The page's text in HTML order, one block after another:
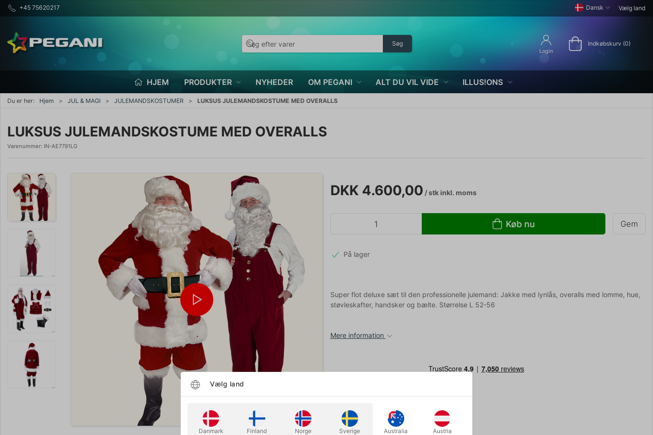
+45 75620217 Dansk Vælg land
Søg
Login
Indkøbskurv (0)
HJEM PRODUKTER NYHEDER OM PEGANI ALT DU VIL VIDE ILLUS!ONS
Du er her: Hjem JUL & MAGI JULEMANDSKOSTUMER LUKSUS JULEMANDSKOSTUME MED OVERALLS
LUKSUS JULEMANDSKOSTUME MED OVERALLS
Varenummer: IN-AE7791LG
Forstør
DKK 4.600,00 / stkinkl. moms
Køb nu Gem
På lager
Super flot deluxe sæt til den professionelle julemand: Jakke med lynlås, overalls med lomme, hue,
støvleskafter, handsker og bælte. Størrelse L 52-56
Mere information
Vælg land
Danmark Finland Norge Sverige Australia Austria